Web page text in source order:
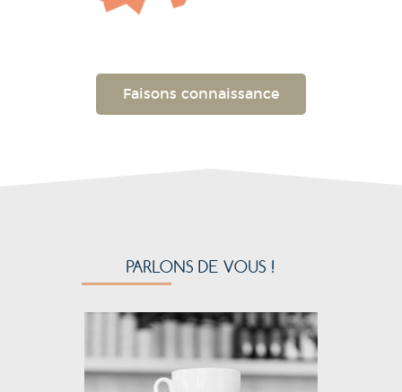
Faisons connaissance
PARLONS DE VOUS !